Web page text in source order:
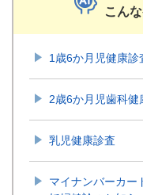
こん
1歳6か月児健康診
2歳6か月児歯科健
乳児健康診査
マイナンバーカー